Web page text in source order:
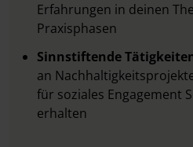
Erfahrungen in deinen
Praxisphasen
Sinnstiftende
an
für soziales Engagement
erhalten